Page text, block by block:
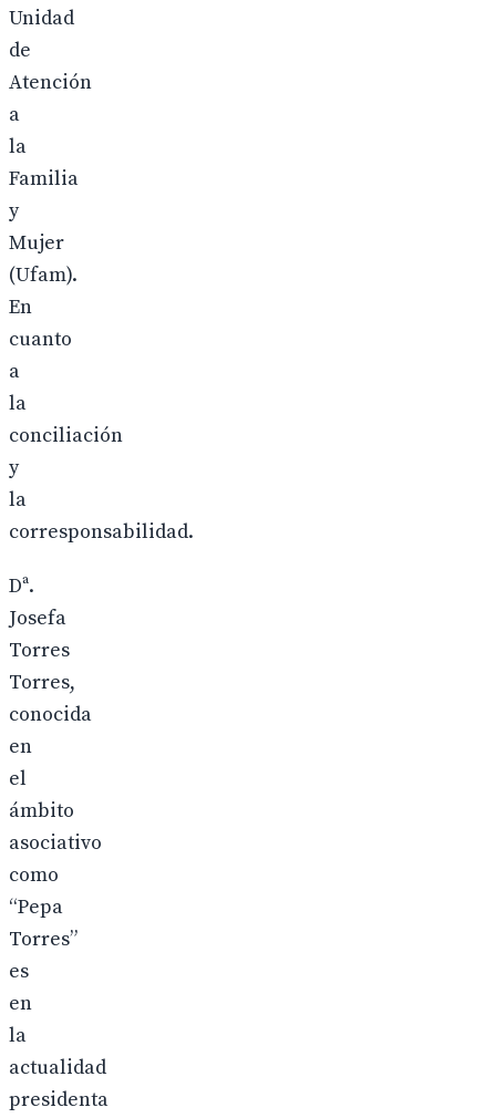
Unidad
de
Atención
a
la
Familia
y
Mujer
(Ufam).
En
cuanto
a
la
conciliación
y
la
corresponsabilidad.
Dª.
Josefa
Torres
Torres,
conocida
en
el
ámbito
asociativo
como
“Pepa
Torres”
es
en
la
actualidad
presidenta